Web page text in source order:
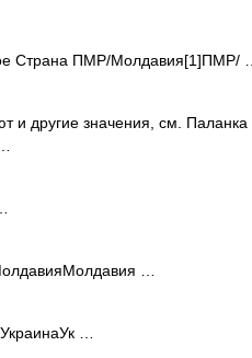
Страна ПМР/Молдавия[1]ПМР/ …
и другие значения, см. Паланка
…
…